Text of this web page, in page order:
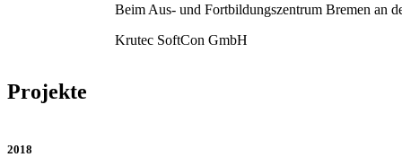
Beim Aus- und Fortbildungszentrum Bremen an
Krutec SoftCon GmbH
Projekte
2018